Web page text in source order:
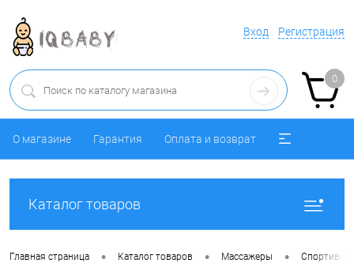
Вход Регистрация
0
О магазине Гарантия Оплата и возврат
Каталог товаров
Главная страница • Каталог товаров • Массажеры •